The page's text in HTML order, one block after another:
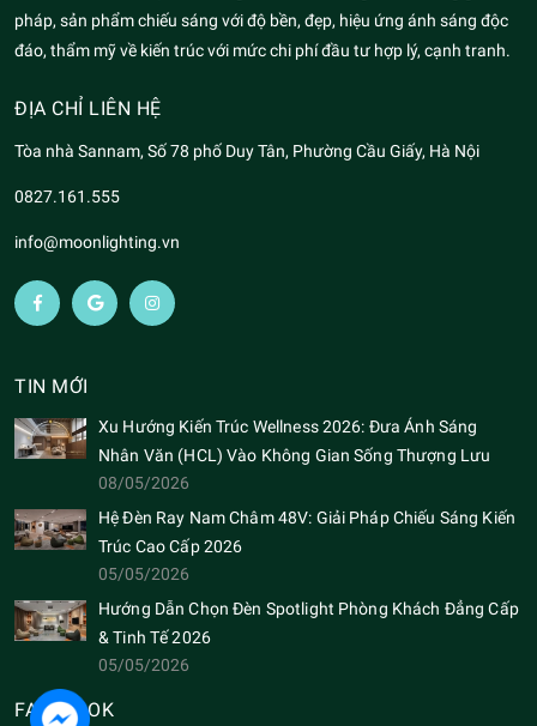
pháp, sản phẩm chiếu sáng với độ bền, đẹp, hiệu ứng ánh sáng độc
đáo, thẩm mỹ về kiến trúc với mức chi phí đầu tư hợp lý, cạnh tranh.
ĐỊA CHỈ LIÊN HỆ
Tòa nhà Sannam, Số 78 phố Duy Tân, Phường Cầu Giấy, Hà Nội
0827.161.555
info@moonlighting.vn
TIN MỚI
Xu Hướng Kiến Trúc Wellness 2026: Đưa Ánh Sáng
Nhân Văn (HCL) Vào Không Gian Sống Thượng Lưu
08/05/2026
Hệ Đèn Ray Nam Châm 48V: Giải Pháp Chiếu Sáng Kiến
Trúc Cao Cấp 2026
05/05/2026
Hướng Dẫn Chọn Đèn Spotlight Phòng Khách Đẳng Cấp
& Tinh Tế 2026
05/05/2026
FACEBOOK